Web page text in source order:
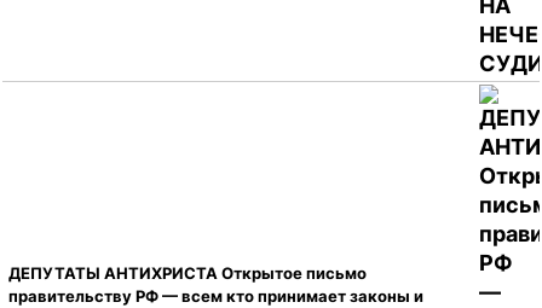
ДЕПУТАТЫ АНТИХРИСТА Открытое письмо
правительству РФ — всем кто принимает законы и